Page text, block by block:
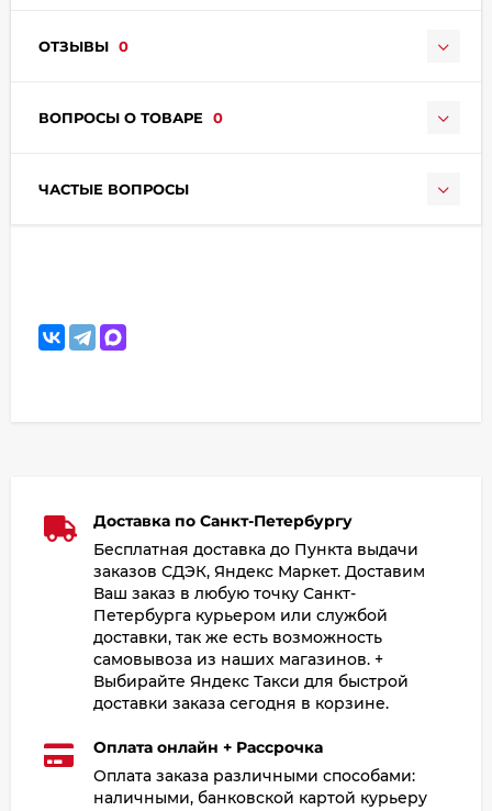
ОТЗЫВЫ 0
ВОПРОСЫ О ТОВАРЕ 0
ЧАСТЫЕ ВОПРОСЫ
Доставка по Санкт-Петербургу
Бесплатная доставка до Пункта выдачи
заказов СДЭК, Яндекс Маркет. Доставим
Ваш заказ в любую точку Санкт-
Петербурга курьером или службой
доставки, так же есть возможность
самовывоза из наших магазинов. +
Выбирайте Яндекс Такси для быстрой
доставки заказа сегодня в корзине.
Оплата онлайн + Рассрочка
Оплата заказа различными способами:
наличными, банковской картой курьеру